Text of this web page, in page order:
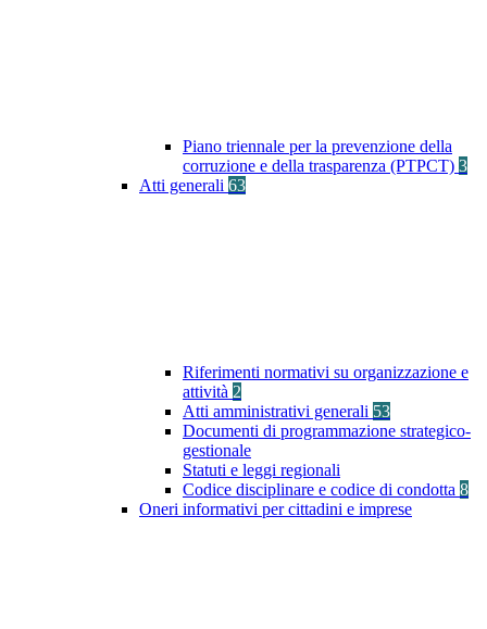
Piano triennale per la prevenzione della
corruzione e della trasparenza (PTPCT) 3
Atti generali 63
Riferimenti normativi su organizzazione e
attività 2
Atti amministrativi generali 53
Documenti di programmazione strategico-
gestionale
Statuti e leggi regionali
Codice disciplinare e codice di condotta 8
Oneri informativi per cittadini e imprese